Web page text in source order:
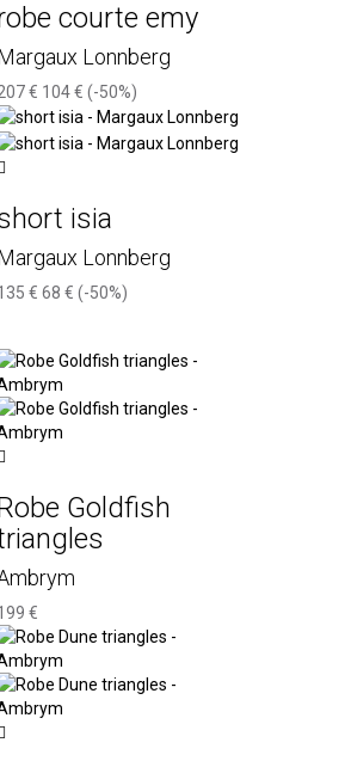
courte emy
Lonnberg
€ 104 € (-50%)
isia
Lonnberg
€ 68 € (-50%)
Goldfish
€